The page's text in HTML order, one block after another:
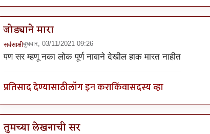
जोड्याने मारा
सर्वसाक्षीबुधवार, 03/11/2021 09:26
In reply toअस्सल मोहाची स्टोरी अस्सलbyचौथा कोनाडा
पण सर म्हणू नका लोक पूर्ण नावाने देखील हाक मारत नाहीत
प्रतिसाद देण्यासाठीलॉग इन कराकिंवासदस्य व्हा
तुमच्या लेखनाची सर